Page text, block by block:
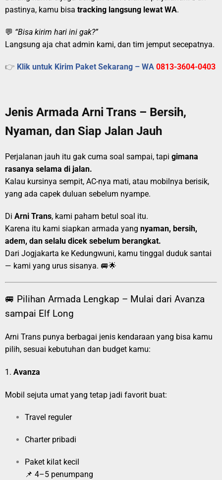
pastinya, kamu bisa tracking langsung lewat WA.
💬 “Bisa kirim hari ini gak?”
Langsung aja chat admin kami, dan tim jemput secepatnya.
👉 Klik untuk Kirim Paket Sekarang – WA 0813-3604-0403
Jenis Armada Arni Trans – Bersih,
Nyaman, dan Siap Jalan Jauh
Perjalanan jauh itu gak cuma soal sampai, tapi gimana
rasanya selama di jalan.
Kalau kursinya sempit, AC-nya mati, atau mobilnya berisik,
yang ada capek duluan sebelum nyampe.
Di Arni Trans, kami paham betul soal itu.
Karena itu kami siapkan armada yang nyaman, bersih,
adem, dan selalu dicek sebelum berangkat.
Dari Jogjakarta ke Kedungwuni, kamu tinggal duduk santai
— kami yang urus sisanya. 🚐🌟
🚐 Pilihan Armada Lengkap – Mulai dari Avanza
sampai Elf Long
Arni Trans punya berbagai jenis kendaraan yang bisa kamu
pilih, sesuai kebutuhan dan budget kamu:
1. Avanza
Mobil sejuta umat yang tetap jadi favorit buat:
Travel reguler
Charter pribadi
Paket kilat kecil
📌 4–5 penumpang